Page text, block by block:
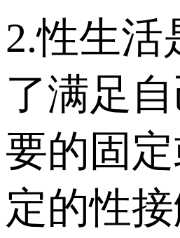
2.性生活
了满足
要的固
定的性